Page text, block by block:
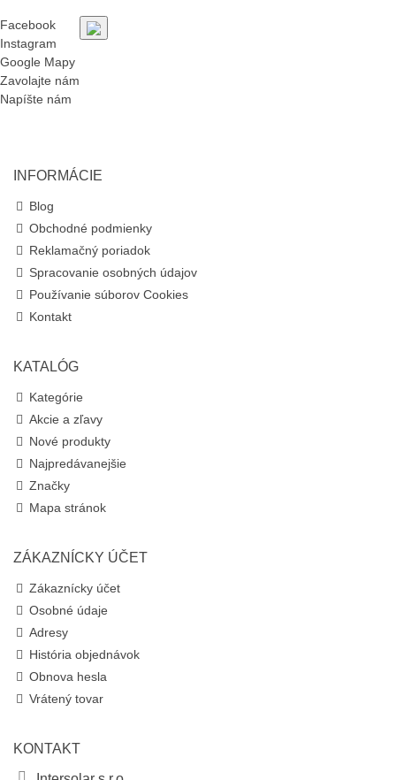
Facebook
Instagram
Google Mapy
Zavolajte nám
Napíšte nám
INFORMÁCIE
Blog
Obchodné podmienky
Reklamačný poriadok
Spracovanie osobných údajov
Používanie súborov Cookies
Kontakt
KATALÓG
Kategórie
Akcie a zľavy
Nové produkty
Najpredávanejšie
Značky
Mapa stránok
ZÁKAZNÍCKY ÚČET
Zákaznícky účet
Osobné údaje
Adresy
História objednávok
Obnova hesla
Vrátený tovar
KONTAKT